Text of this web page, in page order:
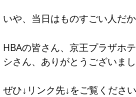
いや、当日はものすごい人だか
HBAの皆さん、京王プラザホ
シさん、ありがとうございまし
ぜひ↓リンク先↓をご覧ください